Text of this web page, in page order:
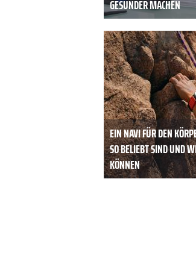
GESÜNDER MACHEN
EIN NAVI FÜR DEN
SO BELIEBT SIND UND
KÖNNEN